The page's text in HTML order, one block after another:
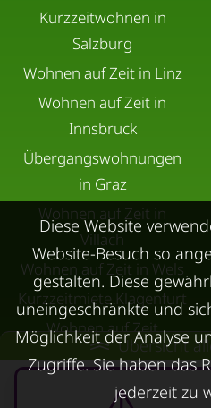
Übersicht
Kurzzeitwohnen in
Salzburg
Wohnen auf Zeit in Linz
Wohnen auf Zeit in
Innsbruck
Übergangswohnungen
in Graz
Wohnen auf Zeit in
Villach
Wohnen auf Zeit in Wels
Kurzzeitmiete Klagenfurt
Wohnen auf Zeit
Dornbirn
Kurzzeitmiete
Diese Website
Website-Besuch so
gestalten. Diese
uneingeschränkte und
Möglichkeit der Analyse
Zugriffe. Sie haben das
jederzeit zu